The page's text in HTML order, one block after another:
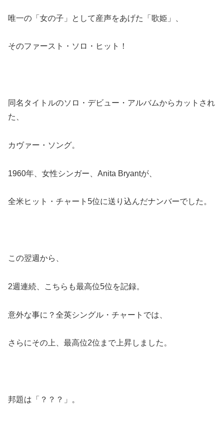
唯一の「女の子」として産声をあげた「歌姫」、
そのファースト・ソロ・ヒット！
同名タイトルのソロ・デビュー・アルバムからカットされ
た、
カヴァー・ソング。
1960年、女性シンガー、Anita Bryantが、
全米ヒット・チャート5位に送り込んだナンバーでした。
この翌週から、
2週連続、こちらも最高位5位を記録。
意外な事に？全英シングル・チャートでは、
さらにその上、最高位2位まで上昇しました。
邦題は「？？？」。